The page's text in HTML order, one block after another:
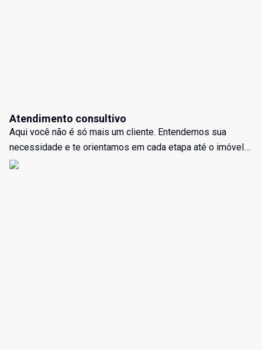
Atendimento consultivo
Aqui você não é só mais um cliente. Entendemos sua
necessidade e te orientamos em cada etapa até o imóvel
certo, com segurança!